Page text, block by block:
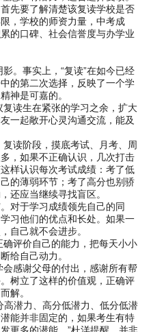
先要了解清楚该复读学校是否
，学校的师资力量，中考成
的口碑、社会信誉度与办学业
。事实上，“复读”在如今已经
的第二次选择，反映了一个学
神是可嘉的。
复读生在紧张的学习之余，扩大
一起敞开心灵沟通交流，能及
读阶段，摸底考试、月考、周
，如果不正确认识，几次打击
样认识每次考试成绩：考了低
的薄弱环节；考了高分也别骄
还应当继续寻找盲区。
对于学习成绩领先自己的同
习他们的优点和长处。如果一
自己就不会进步。
确评价自己的能力，把每天小小
给自己动力。
会感谢父母的付出，感谢所有帮
树立了这样的价值观，正确评
解。
高潜力、高分低潜力、低分低潜
能并非固定的，如果考生有特